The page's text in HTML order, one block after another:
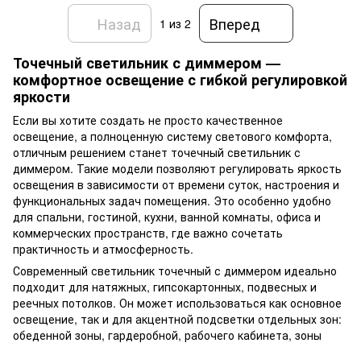
Назад 1 из 2
Вперед
Точечный светильник с диммером —
комфортное освещение с гибкой регулировкой
яркости
Если вы хотите создать не просто качественное
освещение, а полноценную систему светового комфорта,
отличным решением станет точечный светильник с
диммером. Такие модели позволяют регулировать яркость
освещения в зависимости от времени суток, настроения и
функциональных задач помещения. Это особенно удобно
для спальни, гостиной, кухни, ванной комнаты, офиса и
коммерческих пространств, где важно сочетать
практичность и атмосферность.
Современный светильник точечный с диммером идеально
подходит для натяжных, гипсокартонных, подвесных и
реечных потолков. Он может использоваться как основное
освещение, так и для акцентной подсветки отдельных зон:
обеденной зоны, гардеробной, рабочего кабинета, зоны